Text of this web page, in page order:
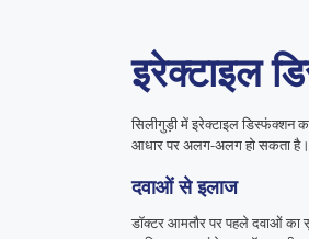
इरेक्टाइल
सिलीगुड़ी में इरेक्टाइल डिस्फंक्शन
आधार पर अलग-अलग हो सकता है।
दवाओं से इलाज
डॉक्टर आमतौर पर पहले दवाओं का